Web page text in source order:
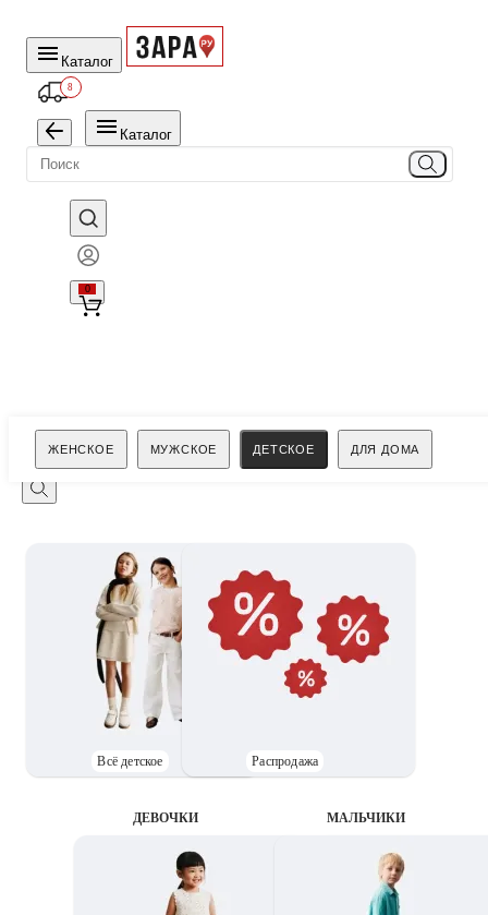
Каталог
8
Каталог
0
ЖЕНСКОЕ МУЖСКОЕ ДЕТСКОЕ ДЛЯ ДОМА
Поиск
Всё детское Распродажа
ДЕВОЧКИ MАЛЬЧИКИ